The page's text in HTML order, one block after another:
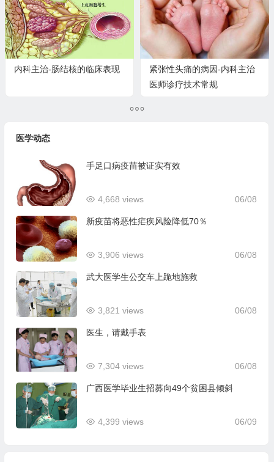
内科主治-肠结核的临床表现
紧张性头痛的病因-内科主治
医师诊疗技术常规
医学动态
手足口病疫苗被证实有效
06/08
4,668 views
新疫苗将恶性疟疾风险降低70％
06/08
3,906 views
武大医学生公交车上跪地施救
06/08
3,821 views
医生，请戴手表
06/08
7,304 views
广西医学毕业生招募向49个贫困县倾斜
06/09
4,399 views